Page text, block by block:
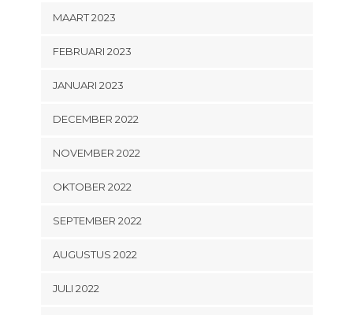
MAART 2023
FEBRUARI 2023
JANUARI 2023
DECEMBER 2022
NOVEMBER 2022
OKTOBER 2022
SEPTEMBER 2022
AUGUSTUS 2022
JULI 2022